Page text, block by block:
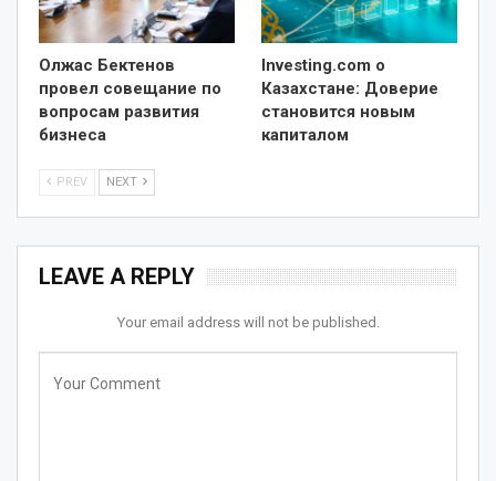
Олжас Бектенов
провел совещание по
вопросам развития
бизнеса
Investing.com о
Казахстане: Доверие
становится новым
капиталом
PREV NEXT
LEAVE A REPLY
Your email address will not be published.